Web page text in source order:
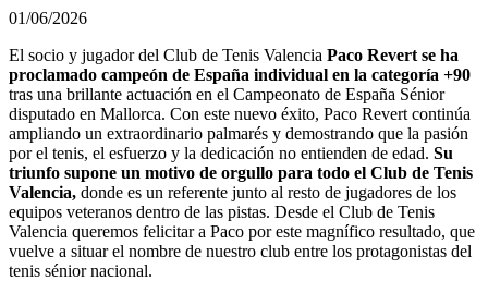
01/06/2026
El socio y jugador del Club de Tenis Valencia Paco Revert se ha
proclamado campeón de España individual en la categoría +90
tras una brillante actuación en el Campeonato de España Sénior
disputado en Mallorca. Con este nuevo éxito, Paco Revert continúa
ampliando un extraordinario palmarés y demostrando que la pasión
por el tenis, el esfuerzo y la dedicación no entienden de edad. Su
triunfo supone un motivo de orgullo para todo el Club de Tenis
Valencia, donde es un referente junto al resto de jugadores de los
equipos veteranos dentro de las pistas. Desde el Club de Tenis
Valencia queremos felicitar a Paco por este magnífico resultado, que
vuelve a situar el nombre de nuestro club entre los protagonistas del
tenis sénior nacional.